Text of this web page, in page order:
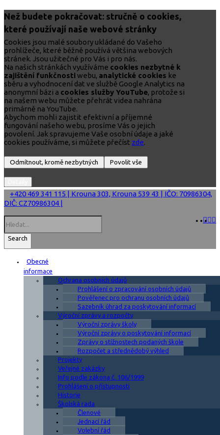
Než budete pokračovat: stručně o cookies,
které používají naše webové stránky
Cookies jsou malé soubory ukládané do Vašeho
prohlížeče, které běžně používá většina webových
stránek. Jsou užitečné pro Vás i pro nás.
Na našich stránkách využíváme cookies nezbytné k
zajištění funkčnosti webu, analytické cookies ke
sběru a vyhodnocení dat ve službě Google Analytics na
anonymní bázi a cookies služby YouTube, protože si
na našem webu můžete přehrát videa nahrána
primárně na YouTube.
Abychom mohli zajistit efektivní a příjemné
fungování našeho webu, prosíme Vás o jejich
povolení. Jak spravujeme Vaše osobní údaje a jaké
cookies používáme, si můžete přečíst zde.
+420 469 341 115 | Krouna 303, Krouna 539 43 | IČO: 70986304,
DIČ: CZ70986304 |
Search
Obecné
informace
Ochrana osobních údajů
Prohlášení o zpracování osobních údajů
Pověřenec pro ochranu osobních údajů
Sazebník úhrad za poskytování informací
Výroční zprávy a rozpočty
Výroční zprávy školy
Výroční zprávy o poskytování informací
Zprávy o stížnostech podaných škole
Rozpočet a střednědobý výhled
Projekty
Veřejné zakázky
Info podle zákona č. 106/1999
Prohlášení o přístupnosti
Historie
Školská rada
Členové
Jednací řád
Volební řád